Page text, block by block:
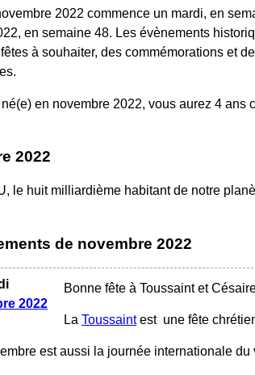
2022 commence un mardi, en
en semaine 48. Les évènements
à souhaiter, des commémorations et
en novembre 2022, vous aurez 4 ans
2022
le huit milliardième habitant de notre
de novembre 2022
2022
Bonne fête à Toussaint et
La Toussaintest une fête
est aussi la journée internationale du